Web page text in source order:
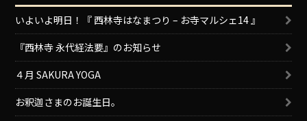
いよいよ明日！『 西林寺はなまつり – お寺マルシェ14 』
『西林寺 永代経法要』のお知らせ
４月 SAKURA YOGA
お釈迦さまのお誕生日。